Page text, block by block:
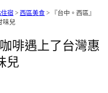
宿 > 西區美食 >
『台中。西區』
味兒
啡遇上了台灣惠
兒